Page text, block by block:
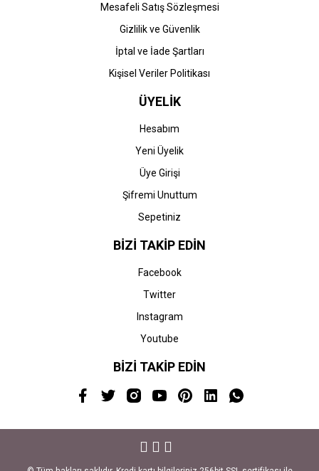
Mesafeli Satış Sözleşmesi
Gizlilik ve Güvenlik
İptal ve İade Şartları
Kişisel Veriler Politikası
ÜYELİK
Hesabım
Yeni Üyelik
Üye Girişi
Şifremi Unuttum
Sepetiniz
BİZİ TAKİP EDİN
Facebook
Twitter
Instagram
Youtube
BİZİ TAKİP EDİN